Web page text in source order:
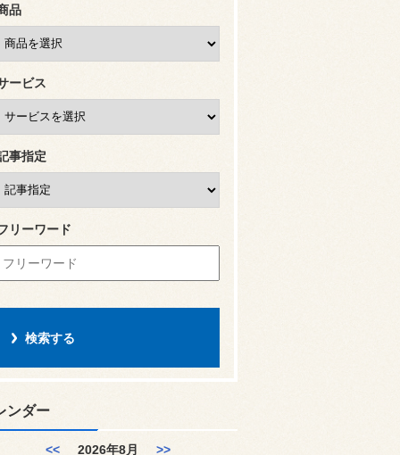
品
ービス
事指定
リーワード
ンダー
<< 2026年8月 >>